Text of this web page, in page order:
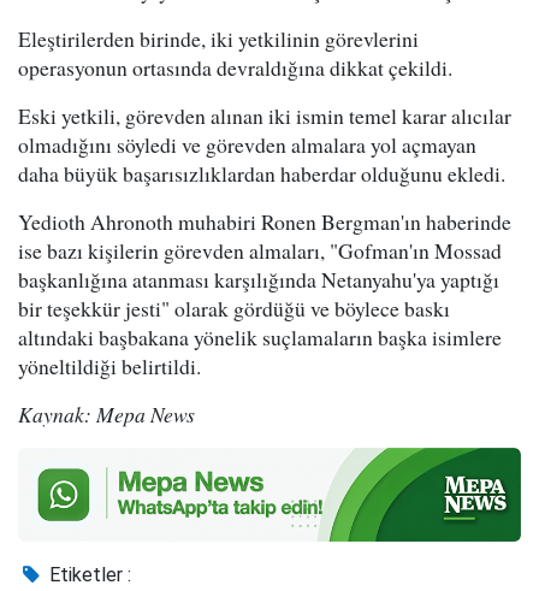
Eleştirilerden birinde, iki yetkilinin görevlerini
operasyonun ortasında devraldığına dikkat çekildi.
Eski yetkili, görevden alınan iki ismin temel karar alıcılar
olmadığını söyledi ve görevden almalara yol açmayan
daha büyük başarısızlıklardan haberdar olduğunu ekledi.
Yedioth Ahronoth muhabiri Ronen Bergman'ın haberinde
ise bazı kişilerin görevden almaları, "Gofman'ın Mossad
başkanlığına atanması karşılığında Netanyahu'ya yaptığı
bir teşekkür jesti" olarak gördüğü ve böylece baskı
altındaki başbakana yönelik suçlamaların başka isimlere
yöneltildiği belirtildi.
Kaynak: Mepa News
Etiketler :